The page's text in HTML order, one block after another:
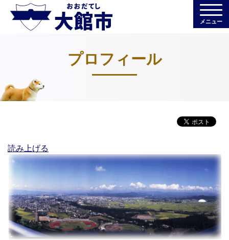
メニュー
プロフィール
読み上げる